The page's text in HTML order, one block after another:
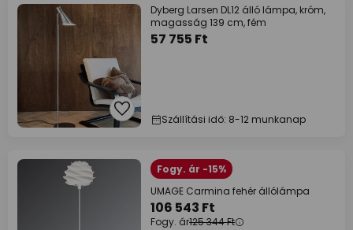
Dyberg Larsen DL12 álló lámpa, króm,
magasság 139 cm, fém
57 755 Ft
Szállítási idő: 8-12 munkanap
Fogy. ár -15%
UMAGE Carmina fehér állólámpa
106 543 Ft
Fogy. ár125 344 Ft